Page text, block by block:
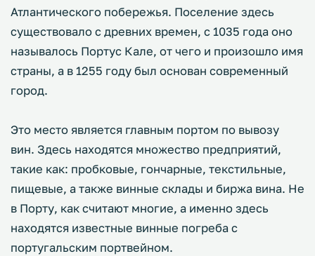
Атлантического побережья. Поселение здесь
существовало с древних времен, с 1035 года оно
называлось Портус Кале, от чего и произошло имя
страны, а в 1255 году был основан современный
город.
Это место является главным портом по вывозу
вин. Здесь находятся множество предприятий,
такие как: пробковые, гончарные, текстильные,
пищевые, а также винные склады и биржа вина. Не
в Порту, как считают многие, а именно здесь
находятся известные винные погреба с
португальским портвейном.